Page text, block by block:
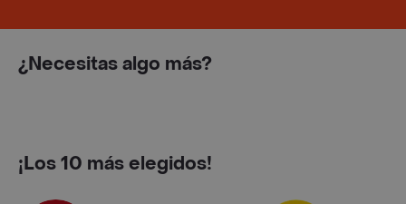
¿Necesitas algo más?
¡Los 10 más elegidos!